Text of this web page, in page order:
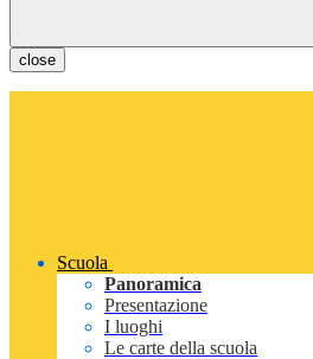
close
Scuola
Panoramica
Presentazione
I luoghi
Le carte della scuola